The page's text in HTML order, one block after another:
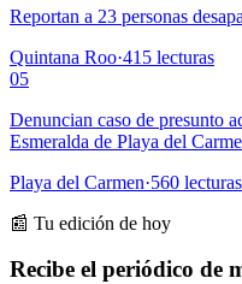
Reportan a 23 personas
Quintana Roo·415 lecturas
05
Denuncian caso de presunto
Esmeralda de Playa del
Playa del Carmen·560 lecturas
📰 Tu edición de hoy
Recibe el periódico de